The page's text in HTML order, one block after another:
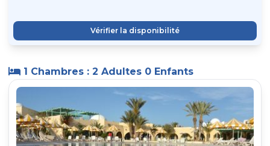
Vérifier la disponibilité
1 Chambres : 2 Adultes 0 Enfants